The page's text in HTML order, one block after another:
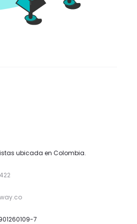
ubicada en Colombia.
7